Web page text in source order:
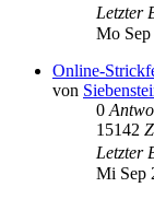
Letzter
Mo
Online-
von
0
15142
Letzter
Mi Sep